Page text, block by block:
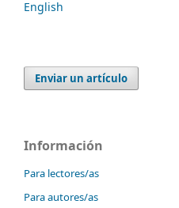
English
Enviar un artículo
Información
Para lectores/as
Para autores/as